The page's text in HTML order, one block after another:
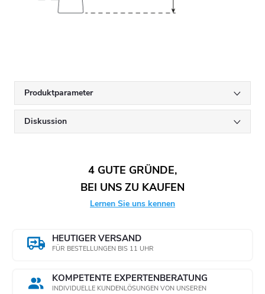
Produktparameter
Diskussion
4 GUTE GRÜNDE,
BEI UNS ZU KAUFEN
Lernen Sie uns kennen
HEUTIGER VERSAND
FÜR BESTELLUNGEN BIS 11 UHR
KOMPETENTE EXPERTENBERATUNG
INDIVIDUELLE KUNDENLÖSUNGEN VON UNSEREN